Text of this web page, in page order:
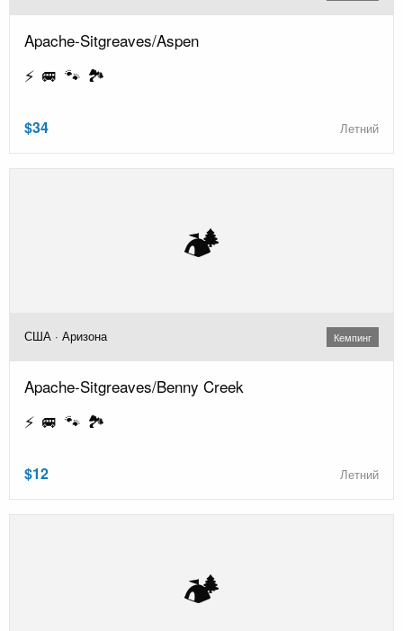
Apache-Sitgreaves/Aspen
⚡ 🚐 🐾 🏞️
$34 Летний
🏕️
США · Аризона Кемпинг
Apache-Sitgreaves/Benny Creek
⚡ 🚐 🐾 🏞️
$12 Летний
🏕️